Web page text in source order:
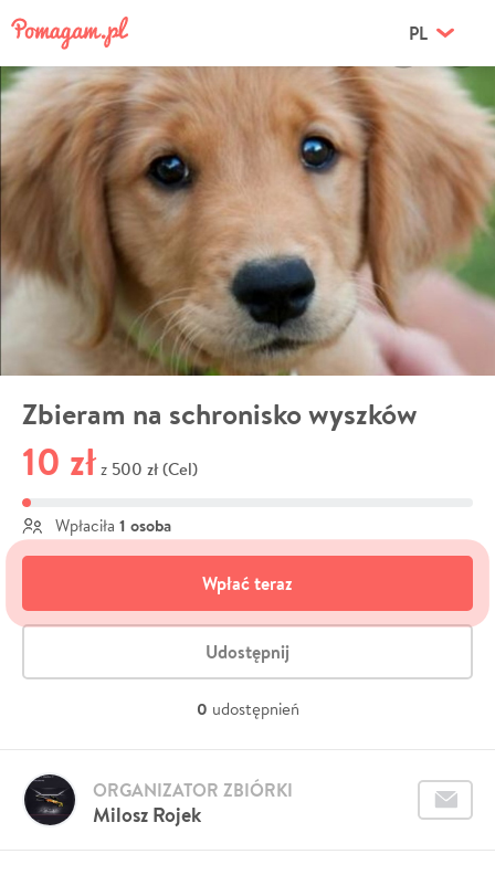
PL
Zbieram na schronisko wyszków
10 zł z 500 zł (Cel)
Wpłaciła 1 osoba
Wpłać teraz
Udostępnij
0 udostępnień
Milosz Rojek
ORGANIZATOR ZBIÓRKI